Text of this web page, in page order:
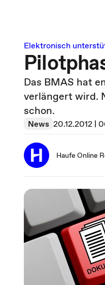
Elektronisch
Das BMAS hat
verlängert wird.
schon.
News 20.12.2012 |
Haufe Online